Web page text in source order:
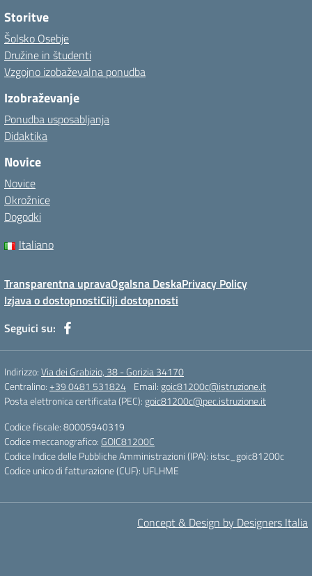
Storitve
Šolsko Osebje
Družine in študenti
Vzgojno izobaževalna ponudba
Izobraževanje
Ponudba usposabljanja
Didaktika
Novice
Novice
Okrožnice
Dogodki
Italiano
Transparentna upravaOgalsna DeskaPrivacy Policy
Izjava o dostopnostiCilji dostopnosti
Seguici su:
Indirizzo:Via dei Grabizio, 38 - Gorizia 34170
Centralino:+39 0481 531824 Email: goic81200c@istruzione.it
Posta elettronica certificata (PEC): goic81200c@pec.istruzione.it
Codice fiscale: 80005940319
Codice meccanografico: GOIC81200C
Codice Indice delle Pubbliche Amministrazioni (IPA): istsc_goic81200c
Codice unico di fatturazione (CUF): UFLHME
Concept & Design by Designers Italia